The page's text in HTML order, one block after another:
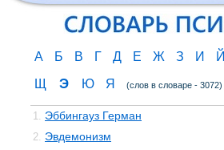
А Б В Г Д Е Ж З И Й
Щ
Э Ю Я (слов в словаре - 3072)
1. Эббингауз Герман
2. Эвдемонизм